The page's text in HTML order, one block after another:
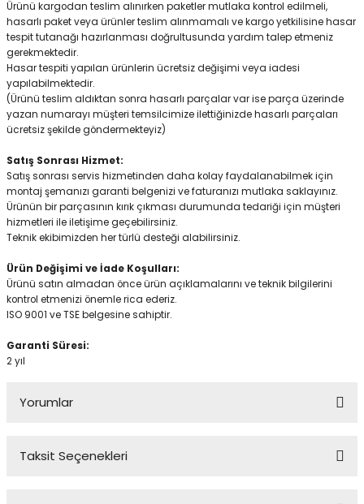
Ürünü kargodan teslim alınırken paketler mutlaka kontrol edilmeli,
hasarlı paket veya ürünler teslim alınmamalı ve kargo yetkilisine hasar
tespit tutanağı hazırlanması doğrultusunda yardım talep etmeniz
gerekmektedir.
Hasar tespiti yapılan ürünlerin ücretsiz değişimi veya iadesi
yapılabilmektedir.
(Ürünü teslim aldıktan sonra hasarlı parçalar var ise parça üzerinde
yazan numarayı müşteri temsilcimize ilettiğinizde hasarlı parçaları
ücretsiz şekilde göndermekteyiz)
Satış Sonrası Hizmet:
Satış sonrası servis hizmetinden daha kolay faydalanabilmek için
montaj şemanızı garanti belgenizi ve faturanızı mutlaka saklayınız.
Ürünün bir parçasının kırık çıkması durumunda tedariği için müşteri
hizmetleri ile iletişime geçebilirsiniz.
Teknik ekibimizden her türlü desteği alabilirsiniz.
Ürün Değişimi ve İade Koşulları:
Ürünü satın almadan önce ürün açıklamalarını ve teknik bilgilerini
kontrol etmenizi önemle rica ederiz.
ISO 9001 ve TSE belgesine sahiptir.
Garanti Süresi:
2 yıl
Yorumlar
Taksit Seçenekleri